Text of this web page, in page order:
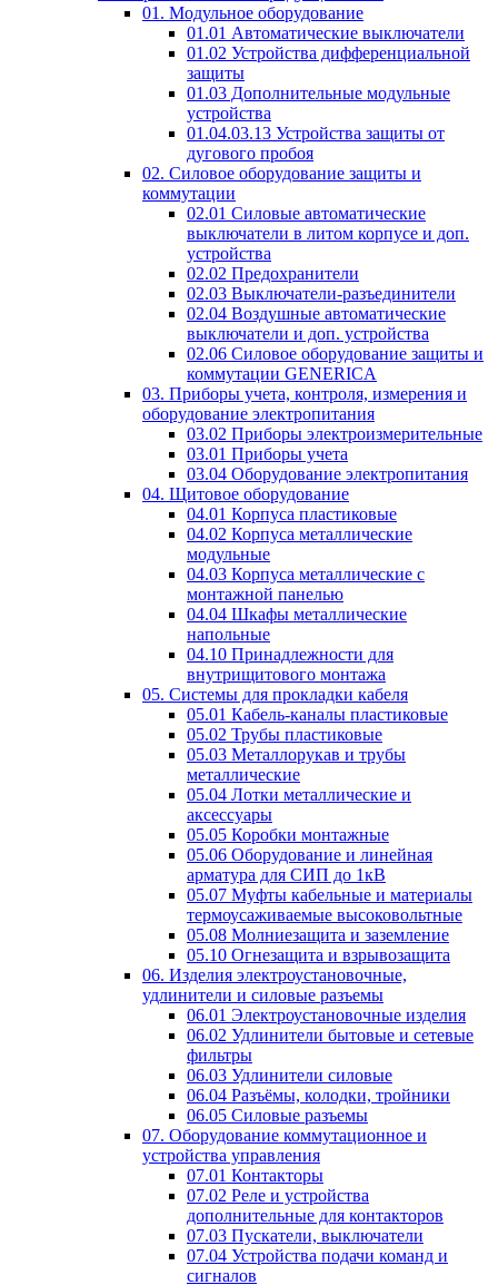
01. Модульное оборудование
01.01 Автоматические выключатели
01.02 Устройства дифференциальной
защиты
01.03 Дополнительные модульные
устройства
01.04.03.13 Устройства защиты от
дугового пробоя
02. Силовое оборудование защиты и
коммутации
02.01 Силовые автоматические
выключатели в литом корпусе и доп.
устройства
02.02 Предохранители
02.03 Выключатели-разъединители
02.04 Воздушные автоматические
выключатели и доп. устройства
02.06 Силовое оборудование защиты и
коммутации GENERICA
03. Приборы учета, контроля, измерения и
оборудование электропитания
03.02 Приборы электроизмерительные
03.01 Приборы учета
03.04 Оборудование электропитания
04. Щитовое оборудование
04.01 Корпуса пластиковые
04.02 Корпуса металлические
модульные
04.03 Корпуса металлические с
монтажной панелью
04.04 Шкафы металлические
напольные
04.10 Принадлежности для
внутрищитового монтажа
05. Системы для прокладки кабеля
05.01 Кабель-каналы пластиковые
05.02 Трубы пластиковые
05.03 Металлорукав и трубы
металлические
05.04 Лотки металлические и
аксессуары
05.05 Коробки монтажные
05.06 Оборудование и линейная
арматура для СИП до 1кВ
05.07 Муфты кабельные и материалы
термоусаживаемые высоковольтные
05.08 Молниезащита и заземление
05.10 Огнезащита и взрывозащита
06. Изделия электроустановочные,
удлинители и силовые разъемы
06.01 Электроустановочные изделия
06.02 Удлинители бытовые и сетевые
фильтры
06.03 Удлинители силовые
06.04 Разъёмы, колодки, тройники
06.05 Силовые разъемы
07. Оборудование коммутационное и
устройства управления
07.01 Контакторы
07.02 Реле и устройства
дополнительные для контакторов
07.03 Пускатели, выключатели
07.04 Устройства подачи команд и
сигналов